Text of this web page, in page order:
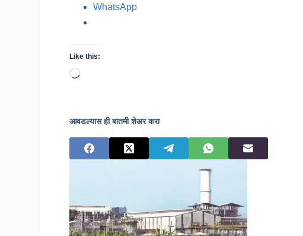
WhatsApp
Like this:
Loading…
आवडल्यास ही बातमी शेअर करा